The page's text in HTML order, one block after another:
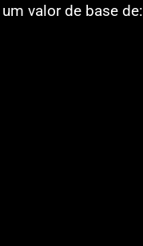
valor de base de: